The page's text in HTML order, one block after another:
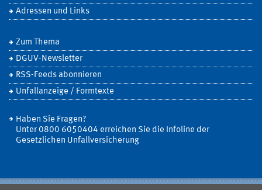
Adressen und Links
Zum Thema
DGUV-Newsletter
RSS-Feeds abonnieren
Unfallanzeige / Formtexte
Haben Sie Fragen?
Unter 0800 6050404 erreichen Sie die Infoline der
Gesetzlichen Unfallversicherung